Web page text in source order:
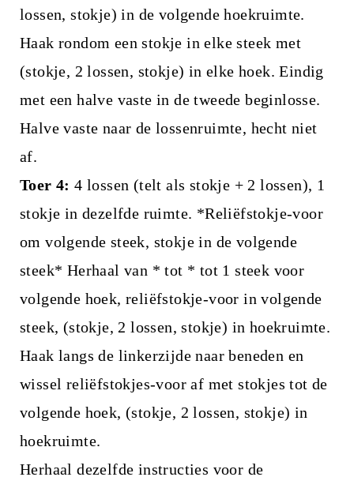
lossen, stokje) in de volgende hoekruimte.
Haak rondom een stokje in elke steek met
(stokje, 2 lossen, stokje) in elke hoek. Eindig
met een halve vaste in de tweede beginlosse.
Halve vaste naar de lossenruimte, hecht niet
af.
Toer 4:4 lossen (telt als stokje + 2 lossen), 1
stokje in dezelfde ruimte. *Reliëfstokje-voor
om volgende steek, stokje in de volgende
steek* Herhaal van * tot * tot 1 steek voor
volgende hoek, reliëfstokje-voor in volgende
steek, (stokje, 2 lossen, stokje) in hoekruimte.
Haak langs de linkerzijde naar beneden en
wissel reliëfstokjes-voor af met stokjes tot de
volgende hoek, (stokje, 2 lossen, stokje) in
hoekruimte.
Herhaal dezelfde instructies voor de